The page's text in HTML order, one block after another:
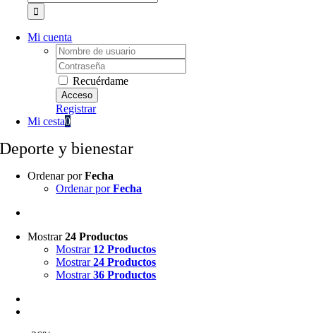
Mi cuenta
Username:
Password:
Recuérdame
Registrar
Mi cesta0
Deporte y bienestar
Ordenar porFecha
Ordenar porFecha
Mostrar24 Productos
Mostrar 12 Productos
Mostrar24 Productos
Mostrar36 Productos